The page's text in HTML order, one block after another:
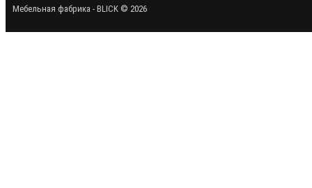
Мебельная фабрика - BLICK © 2026